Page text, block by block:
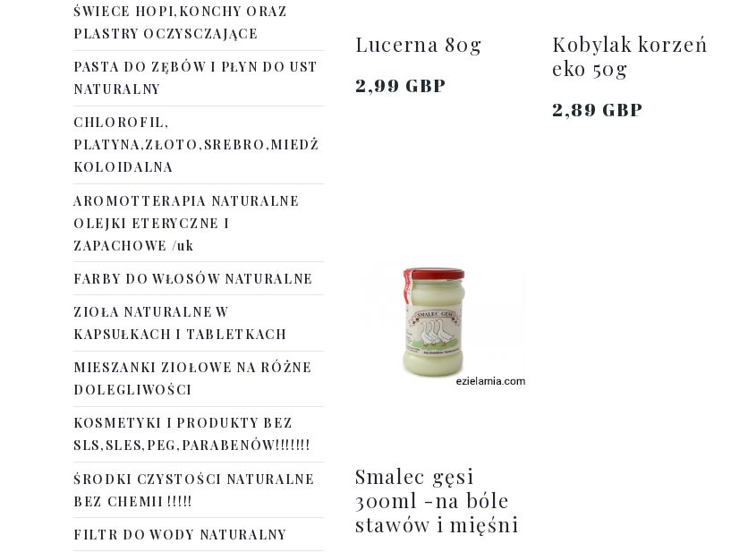
ŚWIECE HOPI,KONCHY ORAZ
PLASTRY OCZYSCZAJĄCE
PASTA DO ZĘBÓW I PŁYN DO UST
NATURALNY
CHLOROFIL,
PLATYNA,ZŁOTO,SREBRO,MIEDŻ
KOLOIDALNA
AROMOTTERAPIA NATURALNE
OLEJKI ETERYCZNE I
ZAPACHOWE /uk
FARBY DO WŁOSÓW NATURALNE
ZIOŁA NATURALNE W
KAPSUŁKACH I TABLETKACH
MIESZANKI ZIOŁOWE NA RÓŻNE
DOLEGLIWOŚCI
KOSMETYKI I PRODUKTY BEZ
SLS,SLES,PEG,PARABENÓW!!!!!!!
ŚRODKI CZYSTOŚCI NATURALNE
BEZ CHEMII !!!!!
FILTR DO WODY NATURALNY
Lucerna 80g
2,99 GBP
Kobylak korzeń
eko 50g
2,89 GBP
Smalec gęsi
300ml -na bóle
stawów i mięśni